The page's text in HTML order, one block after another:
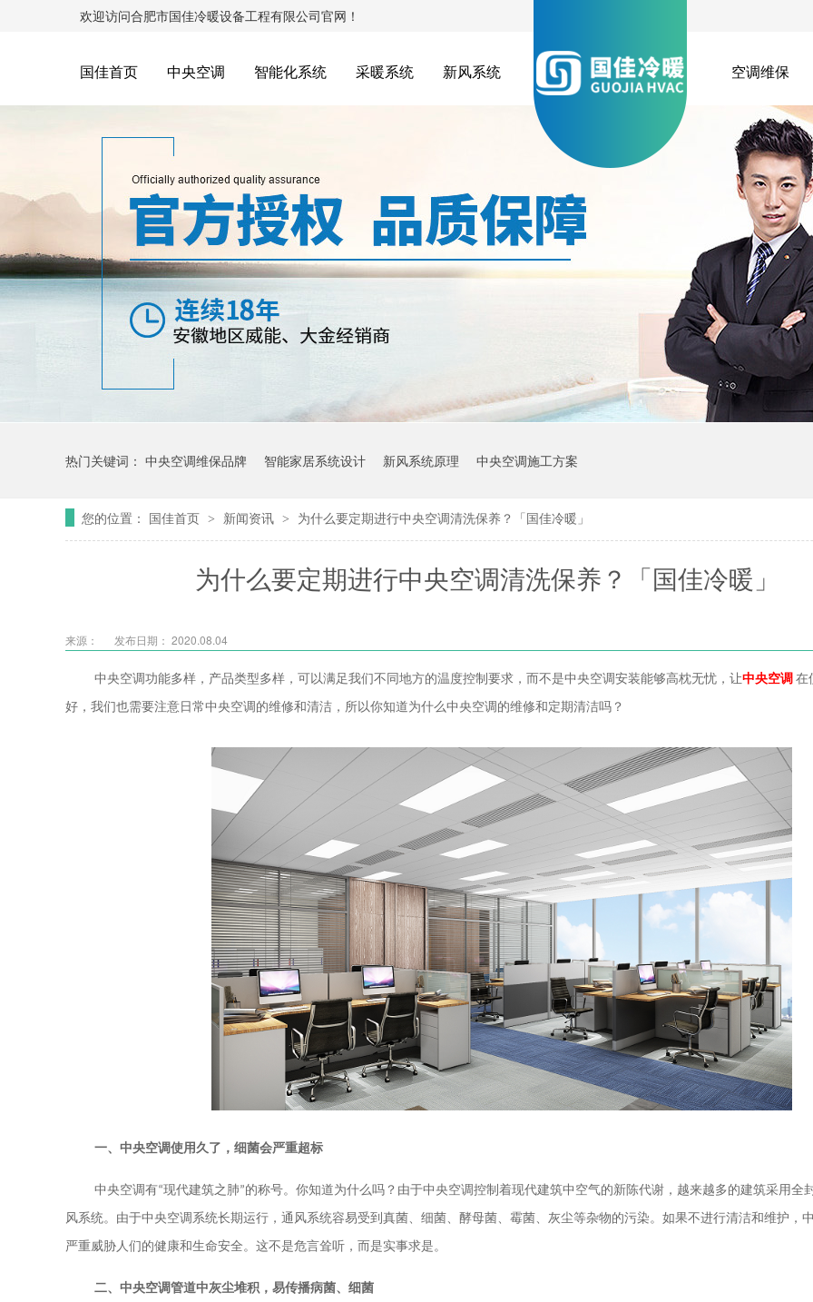
欢迎访问合肥市国佳冷暖设备工程有限公司官网！
国佳首页 中央空调 智能化系统 采暖系统 新风系统 空调维保
热门关键词： 中央空调维保品牌 智能家居系统设计 新风系统原理 中央空调施工方案
您的位置： 国佳首页 > 新闻资讯 > 为什么要定期进行中央空调清洗保养？「国佳冷暖」
为什么要定期进行中央空调清洗保养？「国佳冷暖」
来源： 发布日期： 2020.08.04
中央空调功能多样，产品类型多样，可以满足我们不同地方的温度控制要求，而不是中央空调安装能够高枕无忧，让中央空调 在
好，我们也需要注意日常中央空调的维修和清洁，所以你知道为什么中央空调的维修和定期清洁吗？
一、中央空调使用久了，细菌会严重超标
中央空调有“现代建筑之肺”的称号。你知道为什么吗？由于中央空调控制着现代建筑中空气的新陈代谢，越来越多的建筑采用全
风系统。由于中央空调系统长期运行，通风系统容易受到真菌、细菌、酵母菌、霉菌、灰尘等杂物的污染。如果不进行清洁和维护，
严重威胁人们的健康和生命安全。这不是危言耸听，而是实事求是。
二、中央空调管道中灰尘堆积，易传播病菌、细菌